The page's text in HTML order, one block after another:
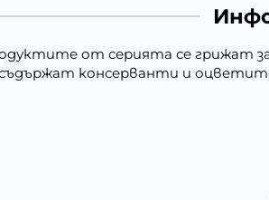
от серията се грижат
съдържат консерванти и